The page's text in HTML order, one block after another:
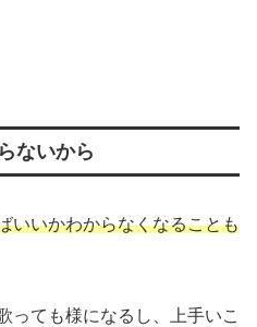
ないから
いいかわからなくなることも
っても様になるし、上手いこ